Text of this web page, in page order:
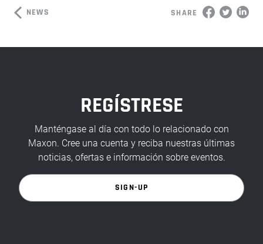
NEWS SHARE
REGÍSTRESE
Manténgase al día con todo lo relacionado con
Maxon. Cree una cuenta y reciba nuestras últimas
noticias, ofertas e información sobre eventos.
SIGN-UP